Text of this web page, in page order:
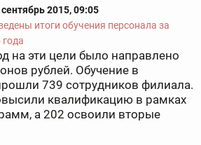
2015, 09:05
на эти цели было направлено
рублей. Обучение в
739 сотрудников филиала.
квалификацию в рамках
а 202 освоили вторые